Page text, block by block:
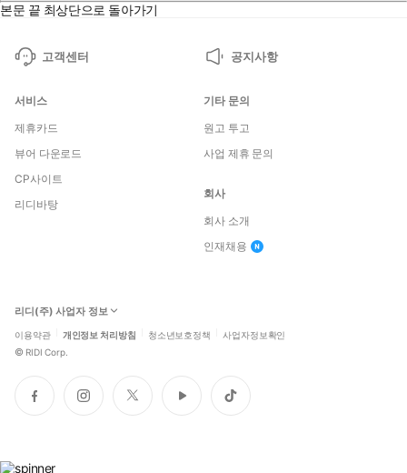
본문 끝 최상단으로 돌아가기
고객센터 공지사항
서비스
제휴카드
뷰어 다운로드
CP사이트
리디바탕
기타 문의
원고 투고
사업 제휴 문의
회사
회사 소개
인재채용
리디(주) 사업자 정보
이용약관 개인정보 처리방침 청소년보호정책 사업자정보확인
© RIDI Corp.
페
이
인
스
트
위
유
튜
틱
톡